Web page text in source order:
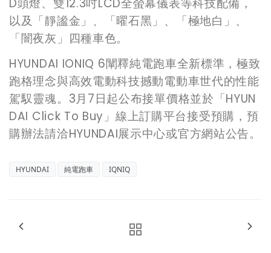
D頭燈、雙12.3吋LCD全螢幕儀表等科技配備，
以及「靜謐金」、「曜石黑」、「極地白」、
「闇夜灰」四種車色。
HYUNDAI IONIQ 6闡釋純電跑車全新標準，極致
跑格理念與高效電動科技撼動電動車世代的性能
駕馭靈魂。3月7日起公布接單價格並於「HYUN
DAI Click To Buy」線上訂購平台接受預購，預
購辦法請洽HYUNDAI展示中心或官方網站公告。
HYUNDAI 純電跑車 IQNIQ